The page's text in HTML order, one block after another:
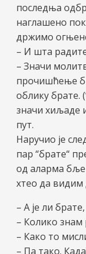
последња
наглашено
држимо
– И шта
– Значи
прочишћење
облику брате.
значи хиљаде
пут.
Наручио је
пар “брате“
од аларма
хтео да видим
– А је ли
– Колико знам
– Како то
– Па тако.